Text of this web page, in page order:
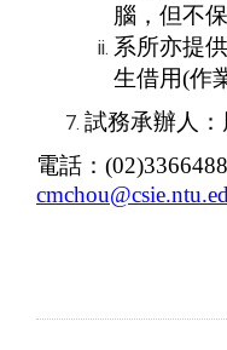
腦，但不
系所亦提
生借用(作
試務承辦人：
電話：